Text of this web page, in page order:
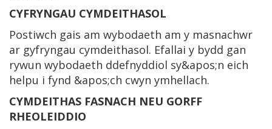
CYFRYNGAU CYMDEITHASOL
Postiwch gais am wybodaeth am y masnachwr
ar gyfryngau cymdeithasol. Efallai y bydd gan
rywun wybodaeth ddefnyddiol sy&apos;n eich
helpu i fynd &apos;ch cwyn ymhellach.
CYMDEITHAS FASNACH NEU GORFF
RHEOLEIDDIO